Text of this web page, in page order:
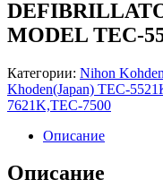
MODEL TEC-
Категории: Nihon
Khoden(Japan) TEC-
7621K,TEC-7500
Описание
Описание